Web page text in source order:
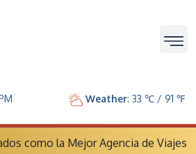
Weather: 33 ℃ / 91 ℉
como la Mejor Agencia de Viajes